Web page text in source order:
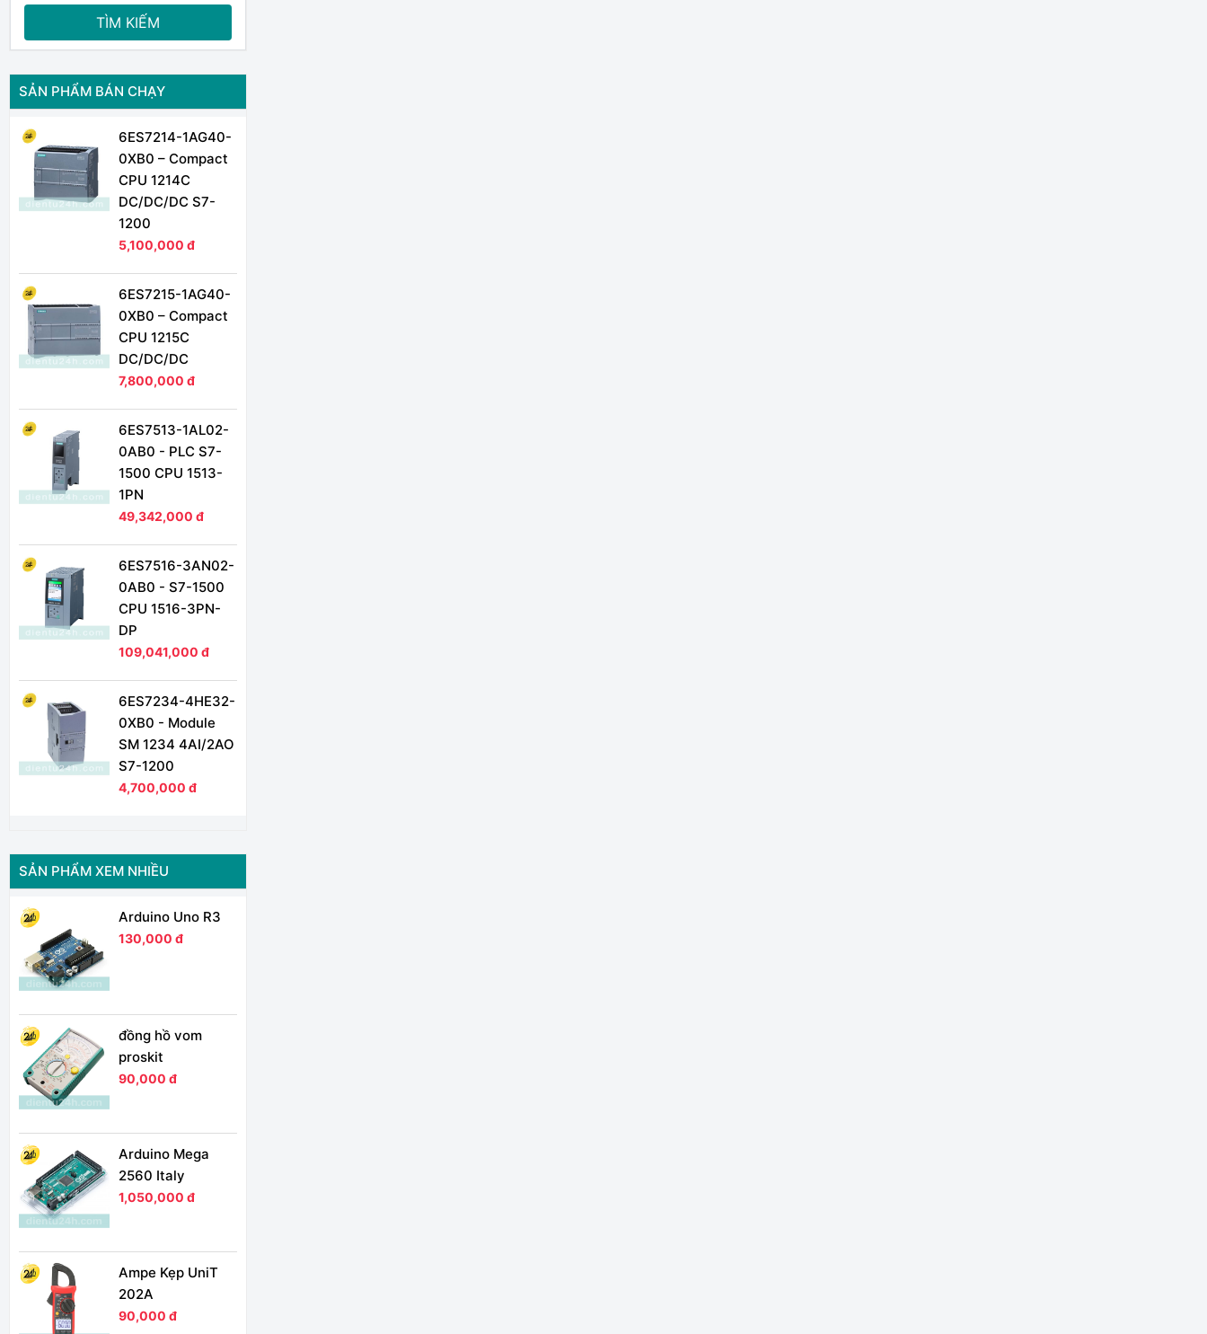
TÌM KIẾM
SẢN PHẨM BÁN CHẠY
6ES7214-1AG40-
0XB0 – Compact
CPU 1214C
DC/DC/DC S7-
1200
5,100,000 đ
6ES7215-1AG40-
0XB0 – Compact
CPU 1215C
DC/DC/DC
7,800,000 đ
6ES7513-1AL02-
0AB0 - PLC S7-
1500 CPU 1513-
1PN
49,342,000 đ
6ES7516-3AN02-
0AB0 - S7-1500
CPU 1516-3PN-
DP
109,041,000 đ
6ES7234-4HE32-
0XB0 - Module
SM 1234 4AI/2AO
S7-1200
4,700,000 đ
SẢN PHẨM XEM NHIỀU
Arduino Uno R3
130,000 đ
đồng hồ vom
proskit
90,000 đ
Arduino Mega
2560 Italy
1,050,000 đ
Ampe Kẹp UniT
202A
90,000 đ